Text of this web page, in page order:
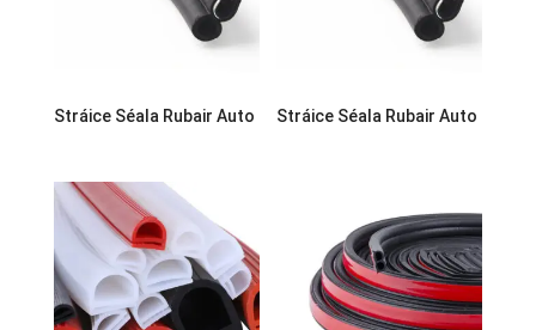
Stráice Séala Rubair Auto Stráice Séala Rubair Auto